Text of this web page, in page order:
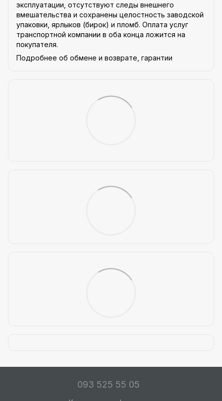
эксплуатации, отсутствуют следы внешнего
вмешательства и сохранены целостность заводской
упаковки, ярлыков (бирок) и пломб. Оплата услуг
транспортной компании в оба конца ложится на
покупателя.
Подробнее об обмене и возврате, гарантии
093 525 55 05